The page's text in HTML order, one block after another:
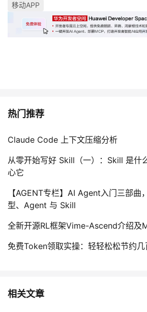
验
收
藏
议
移动APP
热门推荐
Claude Code 上下文压缩分析
从零开始写好 Skill（一）：Skill 是什
心它
【AGENT专栏】AI Agent入门三部曲
型、Agent 与 Skill
全新开源RL框架Vime-Ascend介绍及
免费Token领取实操：轻轻松松节约几
相关文章